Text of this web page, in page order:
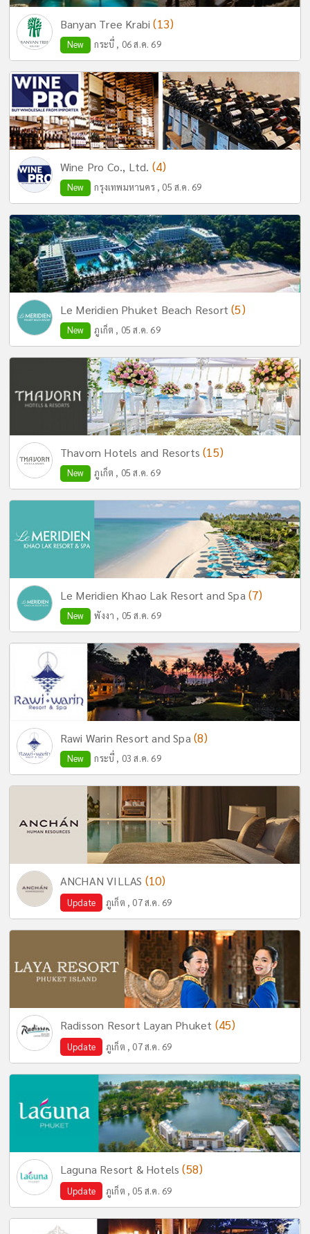
Banyan Tree Krabi(13)
New กระบี่ , 06 ส.ค. 69
Wine Pro Co., Ltd. (4)
New กรุงเทพมหานคร , 05 ส.ค. 69
Le Meridien Phuket Beach Resort(5)
New ภูเก็ต , 05 ส.ค. 69
Thavorn Hotels and Resorts(15)
New ภูเก็ต , 05 ส.ค. 69
Le Meridien Khao Lak Resort and Spa (7)
New พังงา , 05 ส.ค. 69
Rawi Warin Resort and Spa (8)
New กระบี่ , 03 ส.ค. 69
ANCHAN VILLAS (10)
Update ภูเก็ต , 07 ส.ค. 69
Radisson Resort Layan Phuket (45)
Update ภูเก็ต , 07 ส.ค. 69
Laguna Resort & Hotels(58)
Update ภูเก็ต , 05 ส.ค. 69